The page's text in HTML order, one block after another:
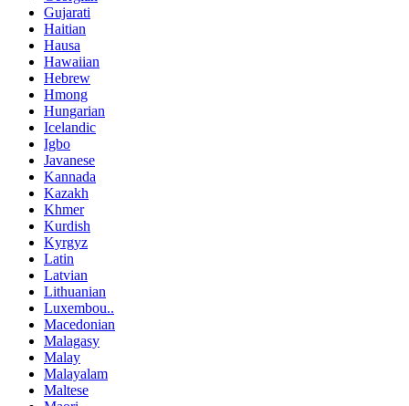
Gujarati
Haitian
Hausa
Hawaiian
Hebrew
Hmong
Hungarian
Icelandic
Igbo
Javanese
Kannada
Kazakh
Khmer
Kurdish
Kyrgyz
Latin
Latvian
Lithuanian
Luxembou..
Macedonian
Malagasy
Malay
Malayalam
Maltese